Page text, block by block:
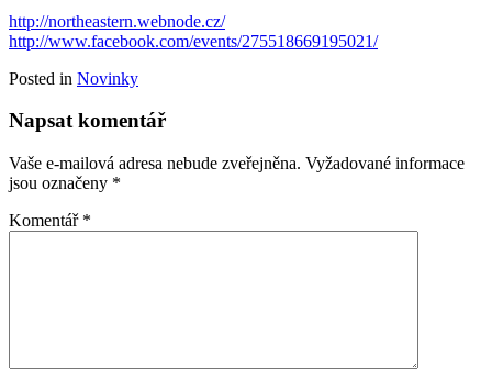
http://northeastern.webnode.cz/
http://www.facebook.com/events/275518669195021/
Posted in Novinky
Napsat komentář
Vaše e-mailová adresa nebude zveřejněna. Vyžadované informace
jsou označeny *
Komentář *